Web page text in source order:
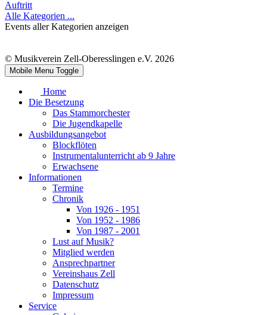
Auftritt
Alle Kategorien ...
Events aller Kategorien anzeigen
© Musikverein Zell-Oberesslingen e.V. 2026
Mobile Menu Toggle
Home
Die Besetzung
Das Stammorchester
Die Jugendkapelle
Ausbildungsangebot
Blockflöten
Instrumentalunterricht ab 9 Jahre
Erwachsene
Informationen
Termine
Chronik
Von 1926 - 1951
Von 1952 - 1986
Von 1987 - 2001
Lust auf Musik?
Mitglied werden
Ansprechpartner
Vereinshaus Zell
Datenschutz
Impressum
Service